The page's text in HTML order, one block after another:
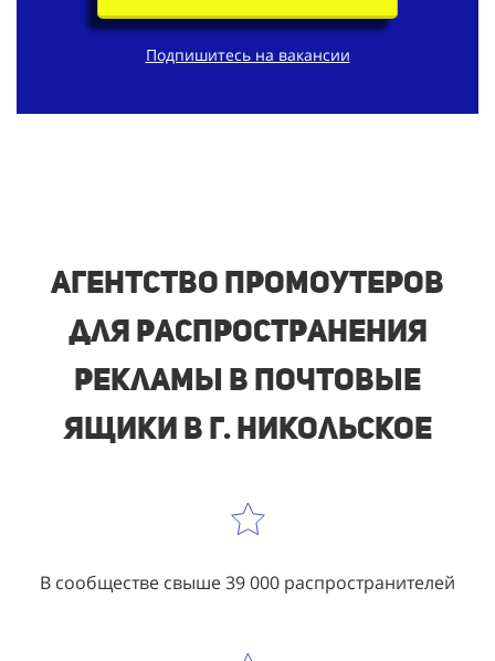
Подпишитесь на вакансии
Агентство промоутеров
для распространения
рекламы в почтовые
ящики в г. Никольское
В сообществе свыше 39 000 распространителей